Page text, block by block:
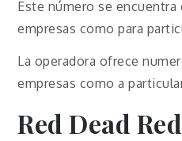
Este número se
empresas como para
La operadora ofrece
empresas como a
Red Dead